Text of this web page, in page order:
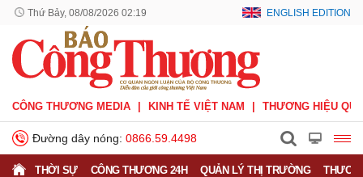
Thứ Bảy, 08/08/2026 02:19 ENGLISH EDITION
CÔNG THƯƠNG MEDIA KINH TẾ VIỆT NAM THƯƠNG HIỆU
Đường dây nóng: 0866.59.4498
THỜI SỰ CÔNG THƯƠNG 24H QUẢN LÝ THỊ TRƯỜNG